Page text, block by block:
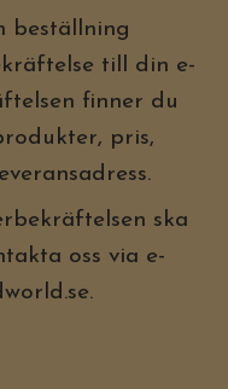
beställning
till din e-
finner du
pris,
ska
oss via e-
.